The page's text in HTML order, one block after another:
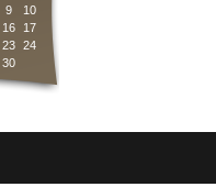
9
10
16
17
23 24
30